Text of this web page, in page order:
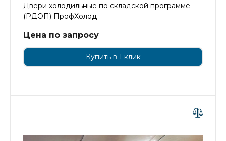
Двери холодильные по складской программе
(РДОП) ПрофХолод
Цена по запросу
Купить в 1 клик